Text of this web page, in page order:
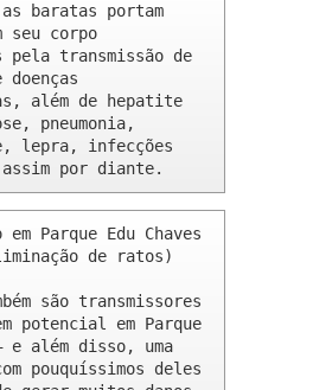
baratas portam
seu corpo
pela transmissão de
doenças
além de hepatite
pneumonia,
lepra, infecções
por diante.
Parque Edu Chaves
de ratos)
são transmissores
potencial em Parque
e além disso, uma
pouquíssimos deles